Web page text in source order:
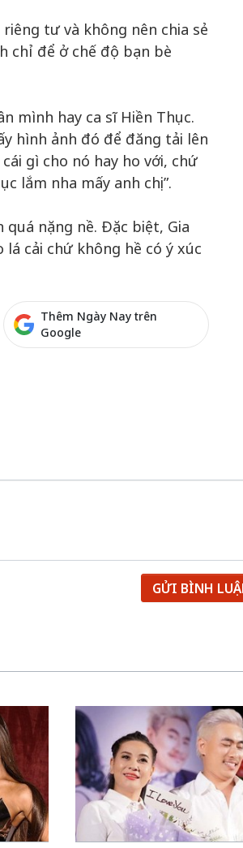
tư và không nên chia sẻ
chỉ để ở chế độ bạn bè
mình hay ca sĩ Hiền Thục.
hình ảnh đó để đăng tải lên
gì cho nó hay ho với, chứ
lắm nha mấy anh chị”.
nặng nề. Đặc biệt, Gia
cải chứ không hề có ý xúc
Thêm Ngày Nay trên
Google
GỬI BÌNH